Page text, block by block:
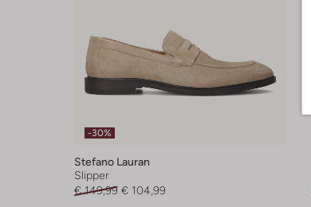
-30%
Stefano Lauran
Slipper
€ 149,99 € 104,99